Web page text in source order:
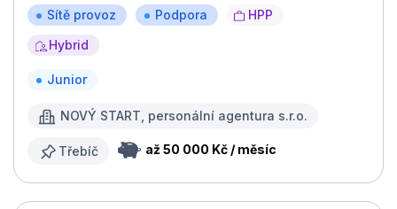
Sítě provoz Podpora
HPP
Hybrid
Junior
NOVÝ START, personální agentura s.r.o.
Třebíč až 50 000 Kč / měsíc